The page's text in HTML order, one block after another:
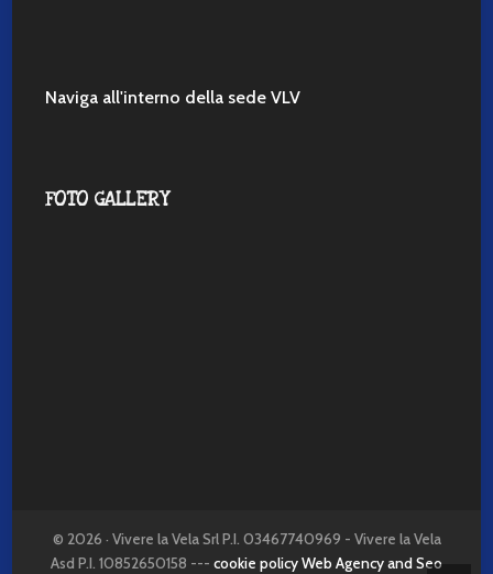
Naviga all'interno della sede VLV
FOTO GALLERY
© 2026 · Vivere la Vela Srl P.I. 03467740969 - Vivere la Vela
Asd P.I. 10852650158 --- cookie policyWeb Agency and Seo